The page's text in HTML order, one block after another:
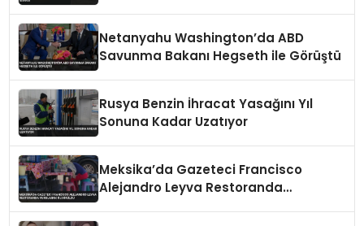
Netanyahu Washington’da ABD
Savunma Bakanı Hegseth ile Görüştü
Rusya Benzin İhracat Yasağını Yıl
Sonuna Kadar Uzatıyor
Meksika’da Gazeteci Francisco
Alejandro Leyva Restoranda